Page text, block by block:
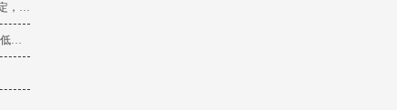
湖媒：以为詹姆斯宣布的是他的退役决定，差点心脏骤停了
突破下降楔形后，澳元/美元刷新近五年低点，超卖信号随之而来